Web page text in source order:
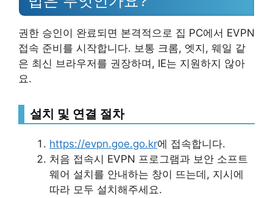
권한 승인이 완료되면 본격적으로 집 PC에서 EVPN
접속 준비를 시작합니다. 보통 크롬, 엣지, 웨일 같
은 최신 브라우저를 권장하며, IE는 지원하지 않아
요.
설치 및 연결 절차
https://evpn.goe.go.kr에 접속합니다.
처음 접속시 EVPN 프로그램과 보안 소프트
웨어 설치를 안내하는 창이 뜨는데, 지시에
따라 모두 설치해주세요.